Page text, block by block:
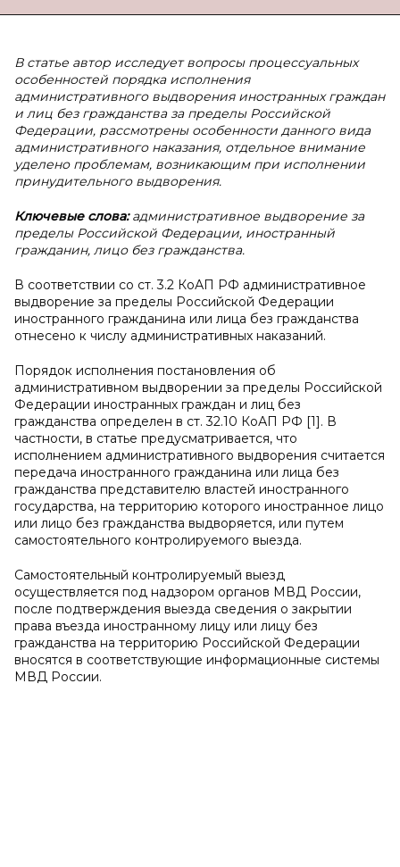
В статье автор исследует вопросы процессуальных
особенностей порядка исполнения
административного выдворения иностранных граждан
и лиц без гражданства за пределы Российской
Федерации, рассмотрены особенности данного вида
административного наказания, отдельное внимание
уделено проблемам, возникающим при исполнении
принудительного выдворения.
Ключевые слова:административное выдворение за
пределы Российской Федерации, иностранный
гражданин, лицо без гражданства.
В соответствии со ст. 3.2 КоАП РФ административное
выдворение за пределы Российской Федерации
иностранного гражданина или лица без гражданства
отнесено к числу административных наказаний.
Порядок исполнения постановления об
административном выдворении за пределы Российской
Федерации иностранных граждан и лиц без
гражданства определен в ст. 32.10 КоАП РФ [1]. В
частности, в статье предусматривается, что
исполнением административного выдворения считается
передача иностранного гражданина или лица без
гражданства представителю властей иностранного
государства, на территорию которого иностранное лицо
или лицо без гражданства выдворяется, или путем
самостоятельного контролируемого выезда.
Самостоятельный контролируемый выезд
осуществляется под надзором органов МВД России,
после подтверждения выезда сведения о закрытии
права въезда иностранному лицу или лицу без
гражданства на территорию Российской Федерации
вносятся в соответствующие информационные системы
МВД России.